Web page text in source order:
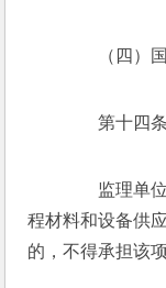
（四）国
第十四条
监理单位
程材料和设备供
的，不得承担该